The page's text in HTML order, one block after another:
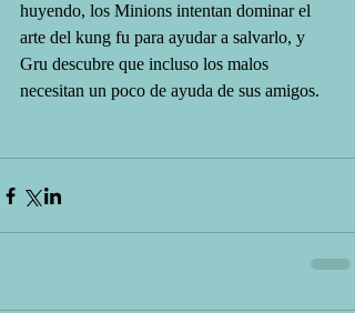
huyendo, los Minions intentan dominar el
arte del kung fu para ayudar a salvarlo, y
Gru descubre que incluso los malos
necesitan un poco de ayuda de sus amigos.